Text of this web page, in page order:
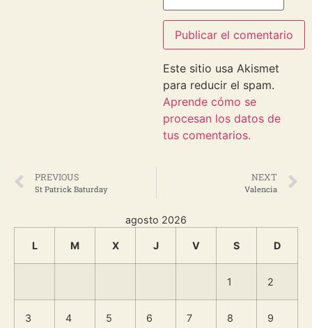
Este sitio usa Akismet
para reducir el spam.
Aprende cómo se
procesan los datos de
tus comentarios.
PREVIOUS
St Patrick Baturday
NEXT
Valencia
agosto 2026
L M X J V S D
1 2
3 4 5 6 7 8 9